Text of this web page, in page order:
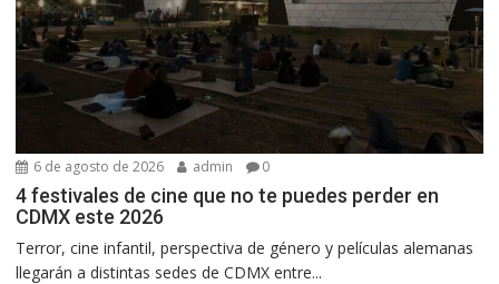
6 de agosto de 2026 admin 0
4 festivales de cine que no te puedes perder en
CDMX este 2026
Terror, cine infantil, perspectiva de género y películas alemanas
llegarán a distintas sedes de CDMX entre...